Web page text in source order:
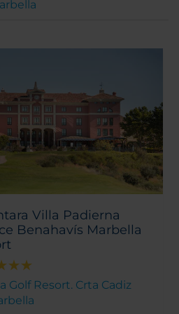
Villa Padierna
Benahavís Marbella
Golf Resort. Crta Cadiz